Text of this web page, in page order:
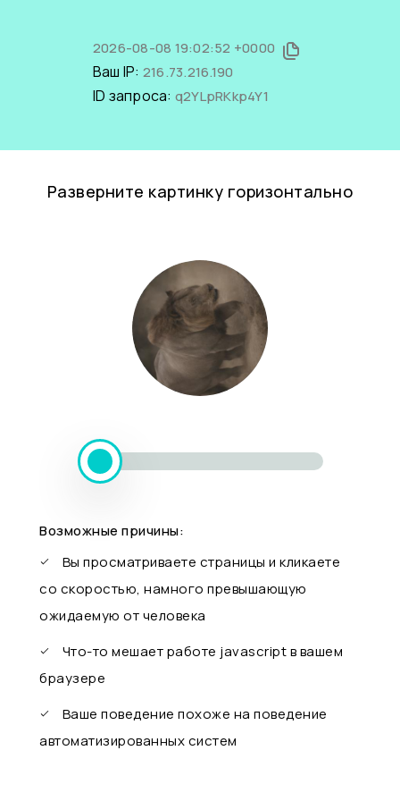
2026-08-08 19:02:52 +0000
Ваш IP: 216.73.216.190
ID запроса: q2YLpRKkp4Y1
Разверните картинку горизонтально
Возможные причины:
Вы просматриваете страницы и кликаете
со скоростью, намного превышающую
ожидаемую от человека
Что-то мешает работе javascript в вашем
браузере
Ваше поведение похоже на поведение
автоматизированных систем